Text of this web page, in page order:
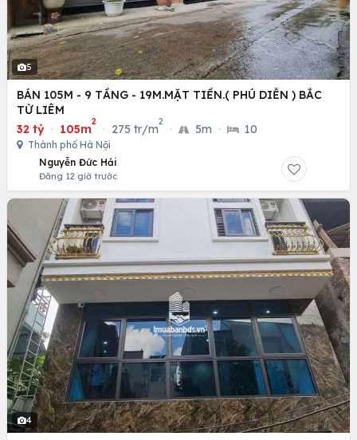
5
BÁN 105M - 9 TẦNG - 19M.MẶT TIỀN.( PHÚ DIỄN ) BẮC
TỪ LIÊM
32 tỷ · 105m
2
· 275 tr/m
2
· 5m · 10
Thành phố Hà Nội
Nguyễn Đức Hải
Đăng 12 giờ trước
4